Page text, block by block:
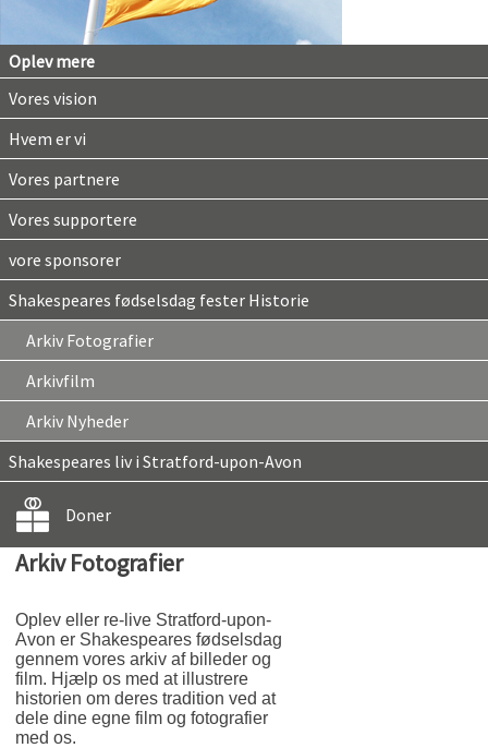
Oplev mere
Vores vision
Hvem er vi
Vores partnere
Vores supportere
vore sponsorer
Shakespeares fødselsdag fester Historie
Arkiv Fotografier
Arkivfilm
Arkiv Nyheder
Shakespeares liv i Stratford-upon-Avon
Doner
Arkiv Fotografier
Oplev eller re-live Stratford-upon-
Avon er Shakespeares fødselsdag
gennem vores arkiv af billeder og
film. Hjælp os med at illustrere
historien om deres tradition ved at
dele dine egne film og fotografier
med os.